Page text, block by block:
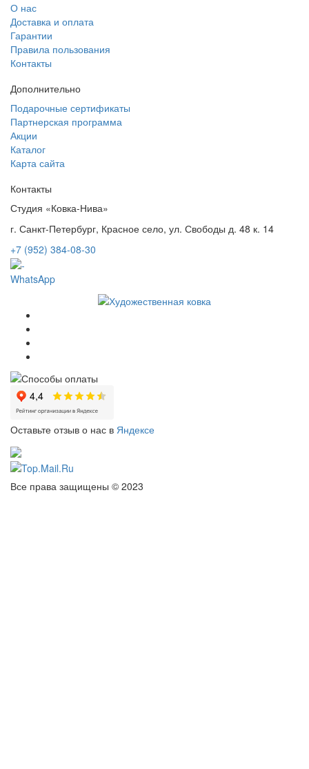
О нас
Доставка и оплата
Гарантии
Правила пользования
Контакты
Дополнительно
Подарочные сертификаты
Партнерская программа
Акции
Каталог
Карта сайта
Контакты
Студия «Ковка-Нива»
г. Санкт-Петербург, Красное село, ул. Свободы д. 48 к. 14
+7 (952) 384-08-30
WhatsApp
Оставьте отзыв о нас в Яндексе
Все права защищены © 2023